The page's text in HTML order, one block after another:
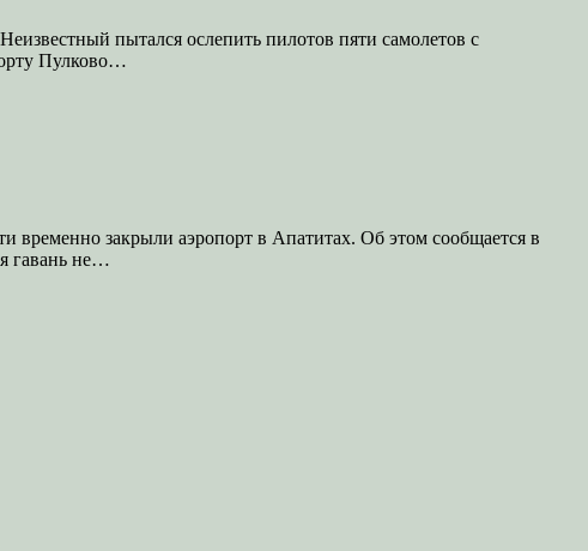
пытался ослепить пилотов пяти самолетов с
Пулково…
закрыли аэропорт в Апатитах. Об этом сообщается в
гавань не…